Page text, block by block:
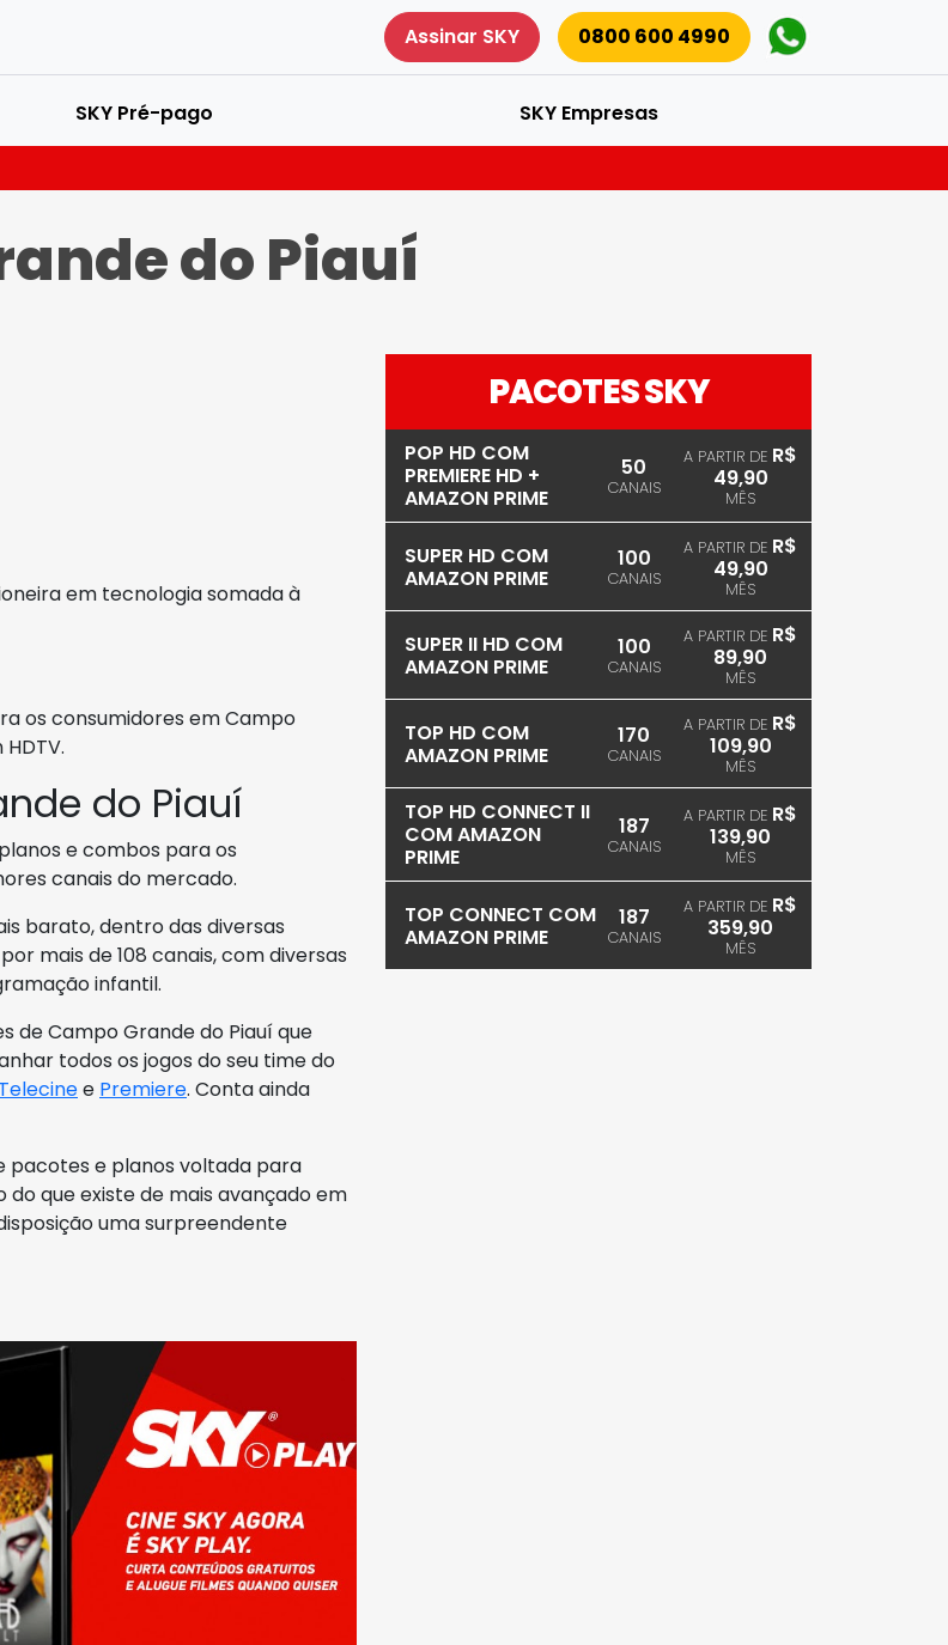
Assinar SKY 0800 600 4990
SKY Pré-pago SKY Empresas
do Piauí
em tecnologia somada à
os consumidores em Campo
do Piauí
e combos para os
canais do mercado.
barato, dentro das diversas
mais de 108 canais, com diversas
infantil.
de Campo Grande do Piauí que
todos os jogos do seu time do
Telecinee Premiere. Conta ainda
pacotes e planos voltada para
que existe de mais avançado em
uma surpreendente
PACOTES SKY
POP HD COM
PREMIERE HD +
AMAZON PRIME
50
CANAIS
A PARTIR DE R$
49,90
MÊS
SUPER HD COM
AMAZON PRIME
100
CANAIS
A PARTIR DE R$
49,90
MÊS
SUPER II HD COM
AMAZON PRIME
100
CANAIS
A PARTIR DE R$
89,90
MÊS
TOP HD COM
AMAZON PRIME
170
CANAIS
A PARTIR DE R$
109,90
MÊS
TOP HD CONNECT II
COM AMAZON
PRIME
187
CANAIS
A PARTIR DE R$
139,90
MÊS
TOP CONNECT COM
AMAZON PRIME
187
CANAIS
A PARTIR DE R$
359,90
MÊS